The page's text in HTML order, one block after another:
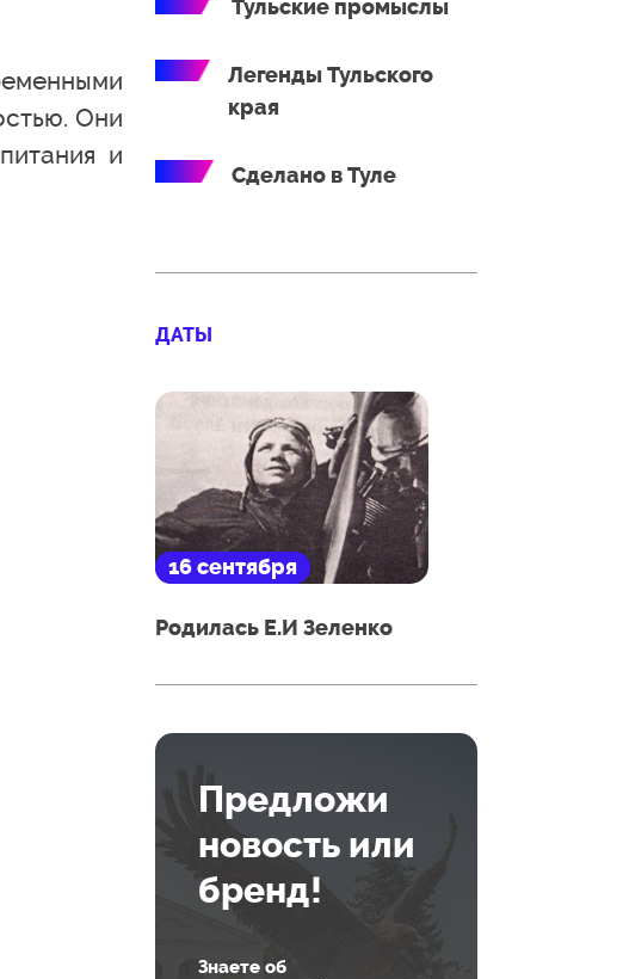
Они
и
Тульские промыслы
Легенды Тульского
края
Сделано в Туле
ДАТЫ
16 сентября
Родилась Е.И Зеленко
Предложи
новость или
бренд!
Знаете об